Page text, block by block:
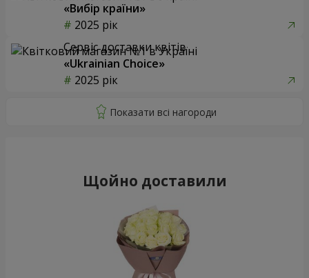
«Вибір країни»
2025 рік
Сервіс доставки квітів
«Ukrainian Choice»
2025 рік
Щойно доставили